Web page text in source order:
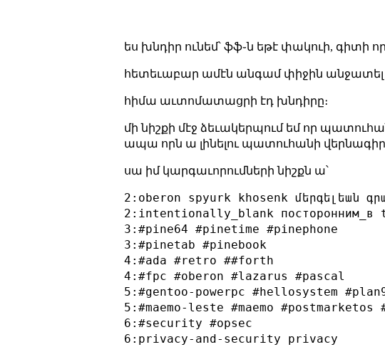
ես խնդիր ունեմ՝ ֆֆ֊ն եթէ փակուի,
հետեւաբար ամէն անգամ փիջին անջատել
հիմա աւտոմատացրի էդ խնդիրը։
մի նիշքի մէջ ձեւակերպում եմ որ
ապա որն ա լինելու պատուհանի
սա իմ կարգաւորումների նիշքն ա՝
2:oberon spyurk khosenk մերգելեան
2:intentionally_blank посторонним_в
3:#pine64 #pinetime #pinephone
3:#pinetab #pinebook
4:#ada #retro ##forth
4:#fpc #oberon #lazarus #pascal
5:#gentoo-powerpc #hellosystem
5:#maemo-leste #maemo
6:#security #opsec
6:privacy-and-security privacy